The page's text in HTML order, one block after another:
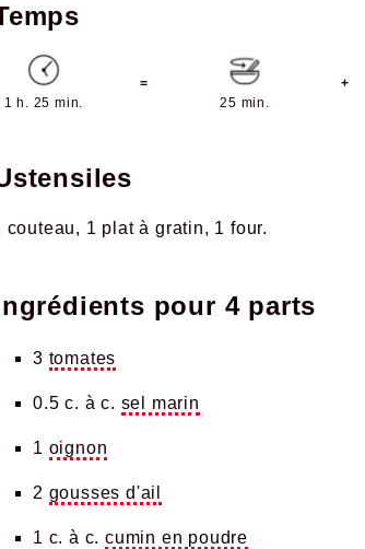
Temps
1 h. 25 min.
=
25 min.
+
Ustensiles
couteau 1 plat à gratin 1 four
Ingrédients pour 4 parts
3 tomates
0.5 c. à c. sel marin
1 oignon
2 gousses d'ail
1 c. à c. cumin en poudre